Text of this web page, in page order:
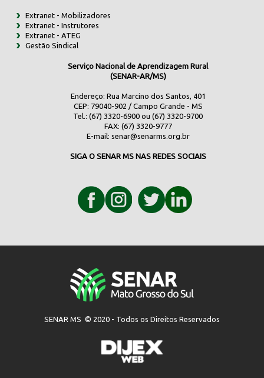
Extranet - Mobilizadores
Extranet - Instrutores
Extranet - ATEG
Gestão Sindical
Serviço Nacional de Aprendizagem Rural
(SENAR-AR/MS)
Endereço: Rua Marcino dos Santos, 401
CEP: 79040-902 / Campo Grande - MS
Tel.: (67) 3320-6900 ou (67) 3320-9700
FAX: (67) 3320-9777
E-mail: senar@senarms.org.br
SIGA O SENAR MS NAS REDES SOCIAIS
SENAR MS © 2020 - Todos os Direitos Reservados